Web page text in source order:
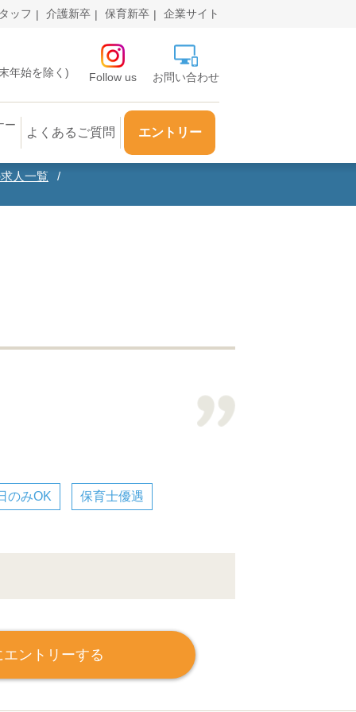
ッフ 介護新卒 保育新卒 企業サイト
年始を除く) Follow us お問い合わせ
ー
よくあるご質問 エントリー
人一覧
のみOK 保育士優遇
ントリーする